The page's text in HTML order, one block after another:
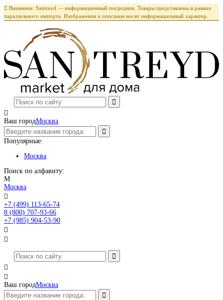
 Внимание: Santreyd — информационный посредник. Товары представлены в рамках
параллельного импорта. Изображения и описания носят информационный характер.

Ваш городМосква
Популярные:
Москва
Поиск по алфавиту:
М
Москва

+7 (499) 113-65-74
8 (800) 707-93-66
+7 (985) 904-53-90




Ваш городМосква